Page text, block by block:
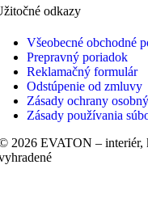
odkazy
Všeobecné obchodné
Prepravný poriadok
Reklamačný formulár
Odstúpenie od zmluvy
Zásady ochrany
Zásady používania
2026 EVATON – interiér,